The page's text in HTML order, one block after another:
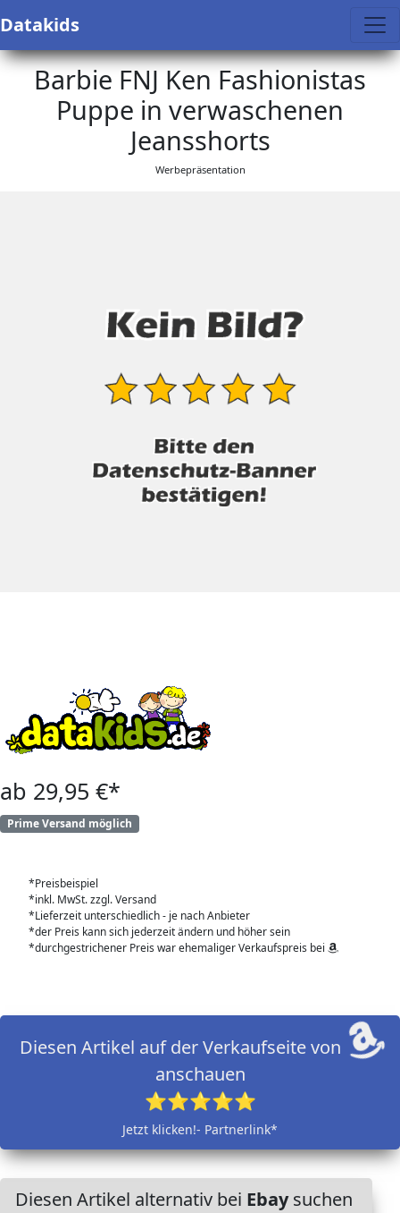
Datakids
Barbie FNJ Ken Fashionistas
Puppe in verwaschenen
Jeansshorts
Werbepräsentation
ab 29,95 €*
Prime Versand möglich
*Preisbeispiel
*inkl. MwSt. zzgl. Versand
*Lieferzeit unterschiedlich - je nach Anbieter
*der Preis kann sich jederzeit ändern und höher sein
*durchgestrichener Preis war ehemaliger Verkaufspreis bei
Diesen Artikel auf der Verkaufseite von
anschauen
⭐⭐⭐⭐⭐
Jetzt klicken!- Partnerlink*
Diesen Artikel alternativ bei Ebaysuchen